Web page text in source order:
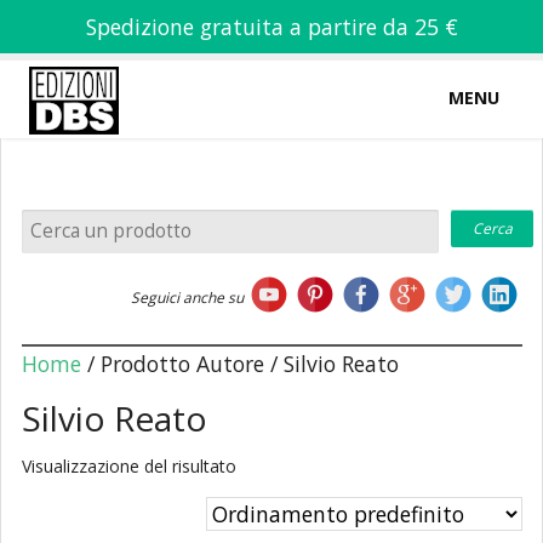
Spedizione gratuita a partire da 25 €
MENU
Home
Chi siamo
Libri
Seguici anche su
Home/ Prodotto Autore / Silvio Reato
Silvio Reato
Visualizzazione del risultato